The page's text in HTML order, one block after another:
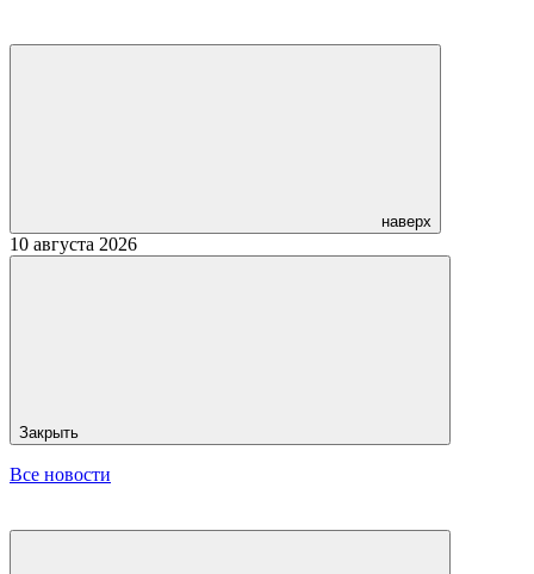
наверх
10 августа 2026
Закрыть
Все новости